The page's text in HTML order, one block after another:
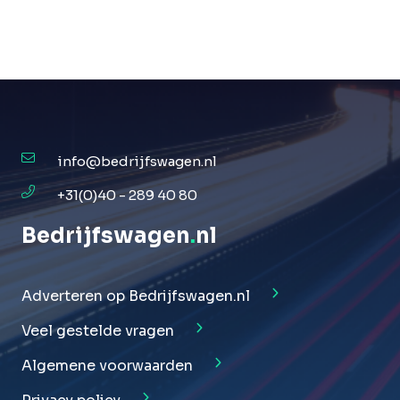
info@bedrijfswagen.nl
+31(0)40 - 289 40 80
Bedrijfswagen.nl
Adverteren op Bedrijfswagen.nl
Veel gestelde vragen
Algemene voorwaarden